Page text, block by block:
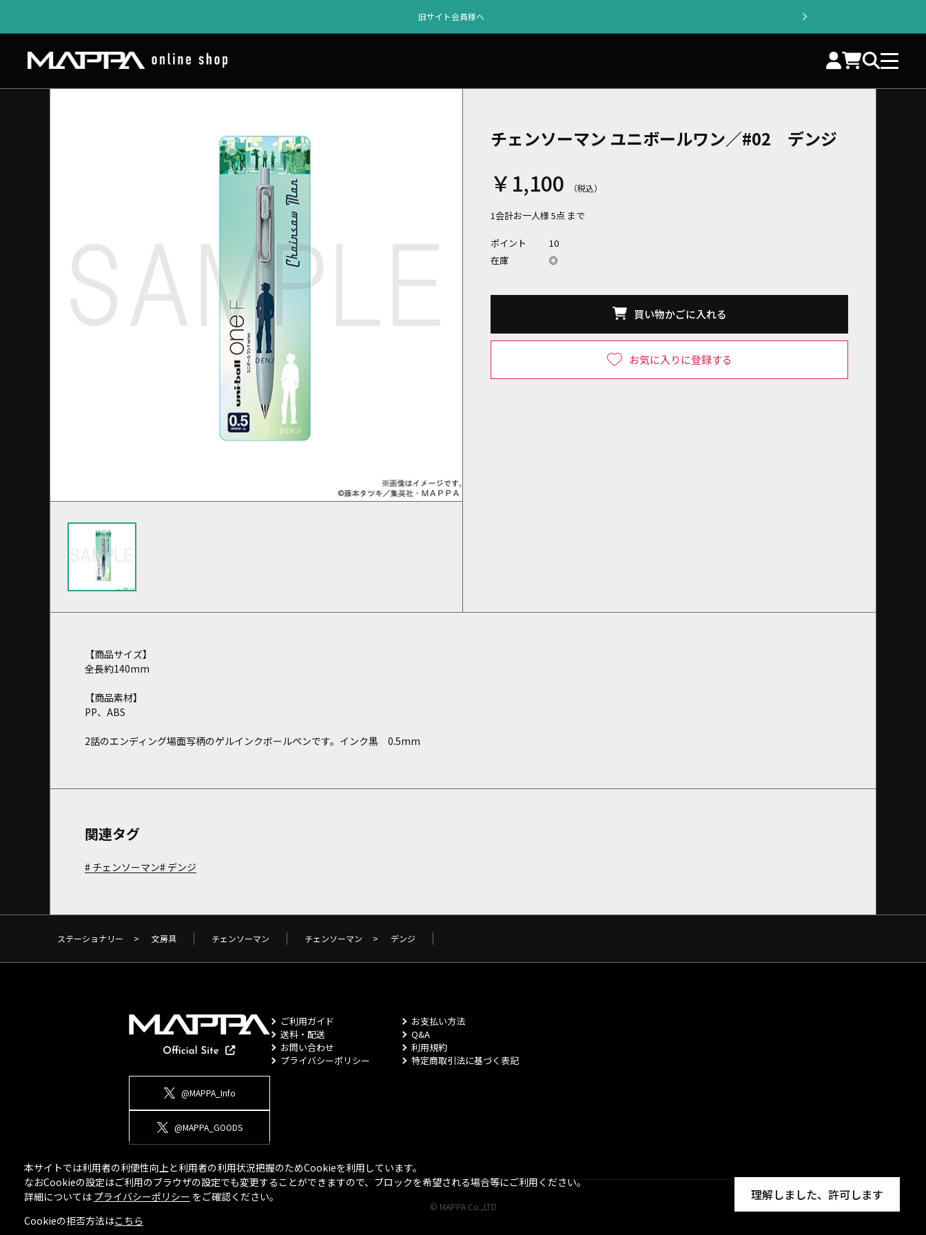
旧サイト会員様へ
チェンソーマン ユニボールワン／#02 デンジ
￥1,100
1会計お一人様 5点 まで
ポイント
10
在庫
◎
買い物かごに入れる
お気に入りに登録する
【商品サイズ】
全長約140mm
【商品素材】
PP、ABS
2話のエンディング場面写柄のゲルインクボールペンです。インク黒 0.5mm
関連タグ
チェンソーマン デンジ
ステーショナリー > 文房具 チェンソーマン チェンソーマン > デンジ
@MAPPA_Info
@MAPPA_GOODS
ご利用ガイド
お支払い方法
送料・配送
Q&A
お問い合わせ
利用規約
プライバシーポリシー
特定商取引法に基づく表記
© MAPPA Co.,LTD
本サイトでは利用者の利便性向上と利用者の利用状況把握のためCookieを利用しています。
なおCookieの設定はご利用のブラウザの設定でも変更することができますので、ブロックを希望される場合等にご利用ください。
詳細については プライバシーポリシー をご確認ください。
Cookieの拒否方法はこちら
理解しました、許可します